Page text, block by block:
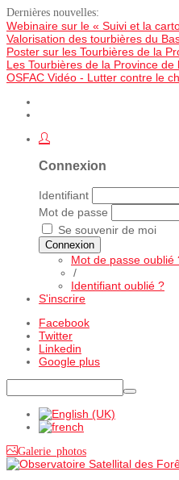
Dernières nouvelles:
Webinaire sur le « Suivi et la
Valorisation des tourbières du
Poster sur les Tourbières de la
Les Tourbières de la Province de
OSFAC Vidéo - Lutter contre le
Connexion
Identifiant
Mot de passe
Se souvenir de moi
Connexion
Mot de passe oublié
/
Identifiant oublié ?
S'inscrire
Facebook
Twitter
Linkedin
Google plus
Galerie photos